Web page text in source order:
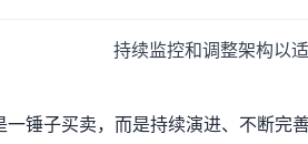
持续监控和调整架构以
锤子买卖，而是持续演进、不断完